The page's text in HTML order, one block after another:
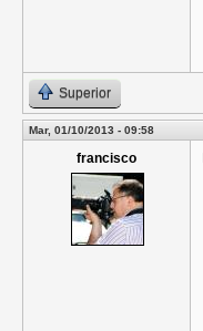
Superior
Mar, 01/10/2013 - 09:58
francisco